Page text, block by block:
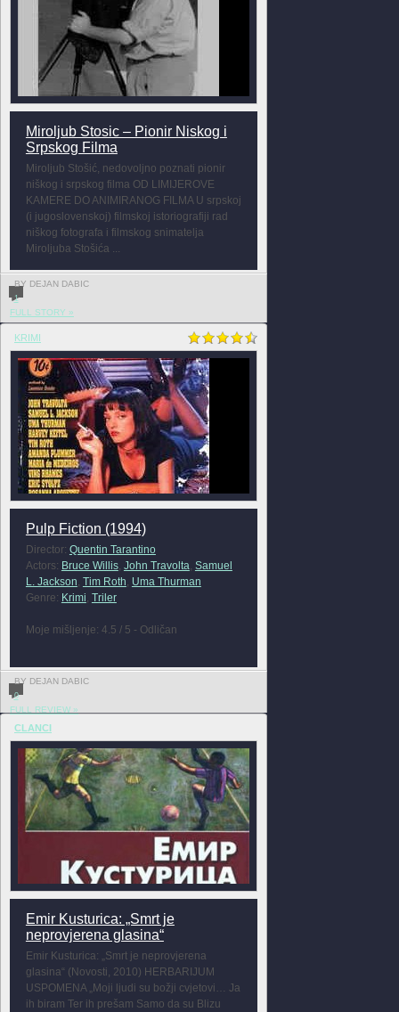
Miroljub Stosic – Pionir Niskog i
Srpskog Filma
Miroljub Stošić, nedovoljno poznati pionir
niškog i srpskog filma OD LIMIJEROVE
KAMERE DO ANIMIRANOG FILMA U srpskoj
(i jugoslovenskoj) filmskoj istoriografiji rad
niškog fotografa i filmskog snimatelja
Miroljuba Stošića ...
BY DEJAN DABIC
1
FULL STORY »
KRIMI
Pulp Fiction (1994)
Director: Quentin Tarantino
Actors: Bruce Willis, John Travolta Samuel
L. Jackson Tim Roth Uma Thurman
Genre: Krimi Triler
Moje mišljenje: 4.5 / 5 - Odličan
BY DEJAN DABIC
0
FULL REVIEW »
CLANCI
Emir Kusturica: „Smrt je
neprovjerena glasina“
Emir Kusturica: „Smrt je neprovjerena
glasina“ (Novosti, 2010) HERBARIJUM
USPOMENA „Moji ljudi su božji cvjetovi… Ja
ih biram Ter ih prešam Samo da su Blizu